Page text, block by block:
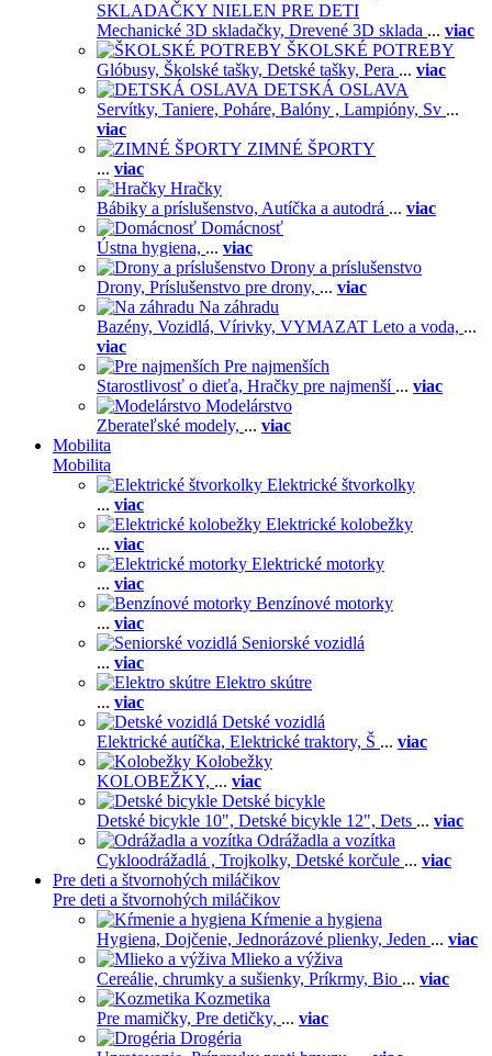
SKLADAČKY NIELEN PRE DETI
Mechanické 3D skladačky, Drevené 3D sklada ... viac
ŠKOLSKÉ POTREBY
Glóbusy, Školské tašky, Detské tašky, Pera ... viac
DETSKÁ OSLAVA
Servítky, Taniere, Poháre, Balóny , Lampióny, Sv ...
viac
ZIMNÉ ŠPORTY
... viac
Hračky
Bábiky a príslušenstvo, Autíčka a autodrá ... viac
Domácnosť
Ústna hygiena, ... viac
Drony a príslušenstvo
Drony, Príslušenstvo pre drony, ... viac
Na záhradu
Bazény, Vozidlá, Vírivky, VYMAZAT Leto a voda, ...
viac
Pre najmenších
Starostlivosť o dieťa, Hračky pre najmenší ... viac
Modelárstvo
Zberateľské modely, ... viac
Mobilita
Mobilita
Elektrické štvorkolky
... viac
Elektrické kolobežky
... viac
Elektrické motorky
... viac
Benzínové motorky
... viac
Seniorské vozidlá
... viac
Elektro skútre
... viac
Detské vozidlá
Elektrické autíčka, Elektrické traktory, Š ... viac
Kolobežky
KOLOBEŽKY, ... viac
Detské bicykle
Detské bicykle 10", Detské bicykle 12", Dets ... viac
Odrážadla a vozítka
Cykloodrážadlá , Trojkolky, Detské korčule ... viac
Pre deti a štvornohých miláčikov
Pre deti a štvornohých miláčikov
Kŕmenie a hygiena
Hygiena, Dojčenie, Jednorázové plienky, Jeden ... viac
Mlieko a výživa
Cereálie, chrumky a sušienky, Príkrmy, Bio ... viac
Kozmetika
Pre mamičky, Pre detičky, ... viac
Drogéria